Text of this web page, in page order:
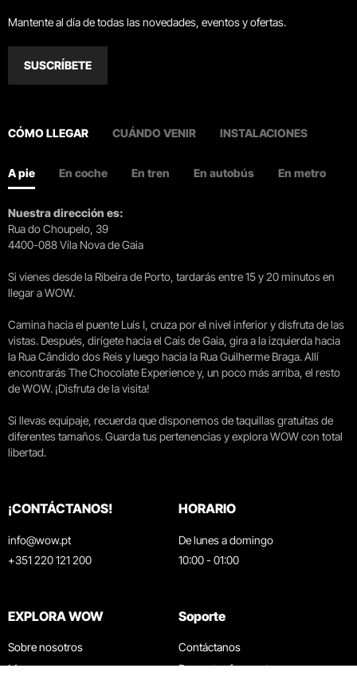
Mantente al día de todas las novedades, eventos y ofertas.
SUSCRÍBETE
CÓMO LLEGAR CUÁNDO VENIR INSTALACIONES
A pie En coche En tren En autobús En metro
Nuestra dirección es:
Rua do Choupelo, 39
4400-088 Vila Nova de Gaia
Si vienes desde la Ribeira de Porto, tardarás entre 15 y 20 minutos en
llegar a WOW.
Camina hacia el puente Luís I, cruza por el nivel inferior y disfruta de las
vistas. Después, dirígete hacia el Cais de Gaia, gira a la izquierda hacia
la Rua Cândido dos Reis y luego hacia la Rua Guilherme Braga. Allí
encontrarás The Chocolate Experience y, un poco más arriba, el resto
de WOW. ¡Disfruta de la visita!
Si llevas equipaje, recuerda que disponemos de taquillas gratuitas de
diferentes tamaños. Guarda tus pertenencias y explora WOW con total
libertad.
¡CONTÁCTANOS!
info@wow.pt
+351 220 121 200
HORARIO
De lunes a domingo
10:00 - 01:00
EXPLORA WOW
Sobre nosotros
Museos
Soporte
Contáctanos
Preguntas frecuentes